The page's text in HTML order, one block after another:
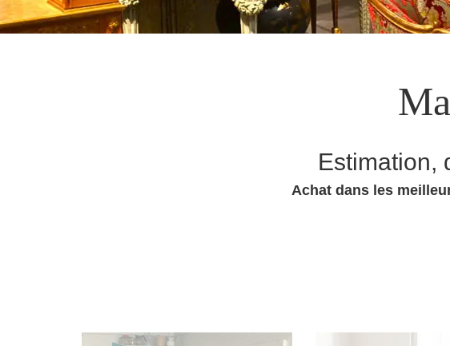
Estimation,
Achat dans les